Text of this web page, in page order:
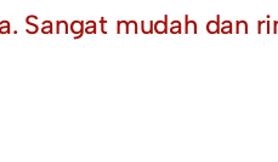
Sangat mudah dan